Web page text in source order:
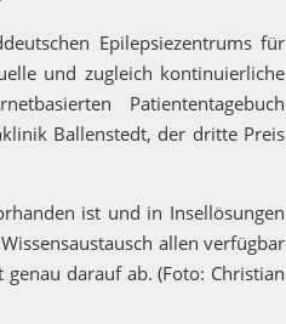
Epilepsiezentrums für
und zugleich kontinuierliche
Patiententagebuch
Ballenstedt, der dritte Preis
ist und in Insellösungen
allen verfügbar
darauf ab. (Foto: Christian